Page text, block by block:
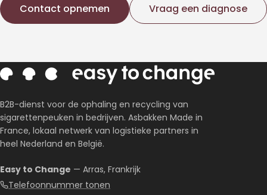
Contact opnemen Vraag een diagnose
B2B-dienst voor de ophaling en recycling van
sigarettenpeuken in bedrijven. Asbakken Made in
France, lokaal netwerk van logistieke partners in
heel Nederland en België.
Easy to Change — Arras, Frankrijk
Telefoonnummer tonen